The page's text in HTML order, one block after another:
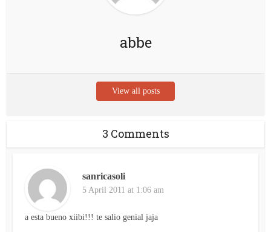
abbe
View all posts
3 Comments
sanricasoli
5 April 2011 at 1:06 am
a esta bueno xiibi!!! te salio genial jaja